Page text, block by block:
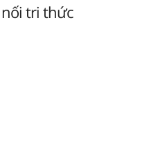
tri thức